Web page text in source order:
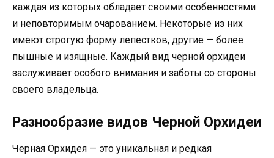
каждая из которых обладает своими особенностями
и неповторимым очарованием. Некоторые из них
имеют строгую форму лепестков, другие — более
пышные и изящные. Каждый вид черной орхидеи
заслуживает особого внимания и заботы со стороны
своего владельца.
Разнообразие видов Черной Орхидеи
Черная Орхидея — это уникальная и редкая